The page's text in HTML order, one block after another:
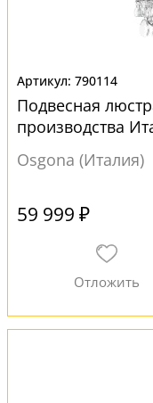
790114
Подвесная
производства
Osgona (Италия)
59 999 ₽